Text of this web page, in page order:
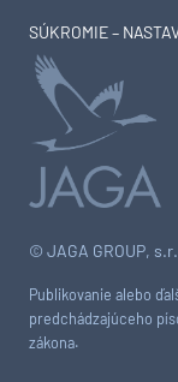
© JAGA GROUP,
Publikovanie alebo
predchádzajúceho
zákona.
SÚKROMIE –